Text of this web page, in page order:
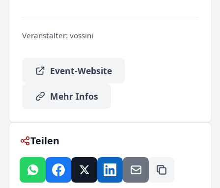
Veranstalter: vossini
Event-Website
Mehr Infos
Teilen